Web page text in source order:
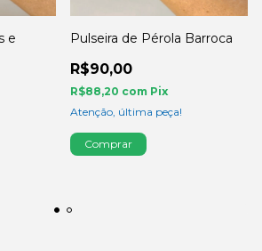
e
Pulseira de Pérola Barroca
R$90,00
R$88,20 com Pix
Atenção, última peça!